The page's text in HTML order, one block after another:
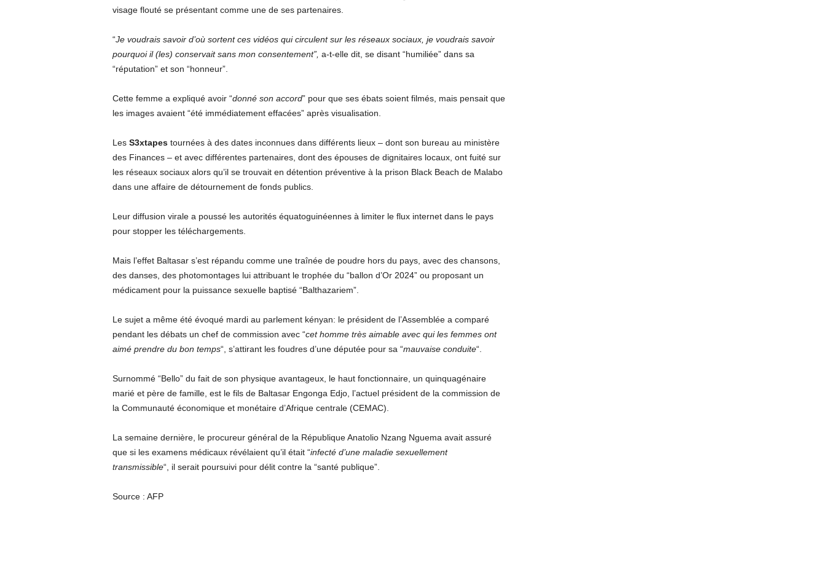
visage flouté se présentant comme une de ses partenaires.
“Je voudrais savoir d’où sortent ces vidéos qui circulent sur les réseaux sociaux, je voudrais savoir
pourquoi il (les) conservait sans mon consentement”, a-t-elle dit, se disant “humiliée” dans sa
“réputation” et son “honneur”.
Cette femme a expliqué avoir “donné son accord” pour que ses ébats soient filmés, mais pensait que
les images avaient “été immédiatement effacées” après visualisation.
Les S3xtapestournées à des dates inconnues dans différents lieux – dont son bureau au ministère
des Finances – et avec différentes partenaires, dont des épouses de dignitaires locaux, ont fuité sur
les réseaux sociaux alors qu’il se trouvait en détention préventive à la prison Black Beach de Malabo
dans une affaire de détournement de fonds publics.
Leur diffusion virale a poussé les autorités équatoguinéennes à limiter le flux internet dans le pays
pour stopper les téléchargements.
Mais l’effet Baltasar s’est répandu comme une traînée de poudre hors du pays, avec des chansons,
des danses, des photomontages lui attribuant le trophée du “ballon d’Or 2024” ou proposant un
médicament pour la puissance sexuelle baptisé “Balthazariem”.
Le sujet a même été évoqué mardi au parlement kényan: le président de l’Assemblée a comparé
pendant les débats un chef de commission avec “cet homme très aimable avec qui les femmes ont
aimé prendre du bon temps“, s’attirant les foudres d’une députée pour sa “mauvaise conduite“.
Surnommé “Bello” du fait de son physique avantageux, le haut fonctionnaire, un quinquagénaire
marié et père de famille, est le fils de Baltasar Engonga Edjo, l’actuel président de la commission de
la Communauté économique et monétaire d’Afrique centrale (CEMAC).
La semaine dernière, le procureur général de la République Anatolio Nzang Nguema avait assuré
que si les examens médicaux révélaient qu’il était “infecté d’une maladie sexuellement
transmissible“, il serait poursuivi pour délit contre la “santé publique”.
Source : AFP